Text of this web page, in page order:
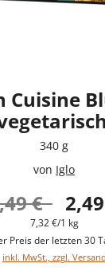
Cuisine
340 g
von Iglo
€
7,32 €/1 kg
Preis der letzten 30
inkl. MwSt., zzgl. Versand